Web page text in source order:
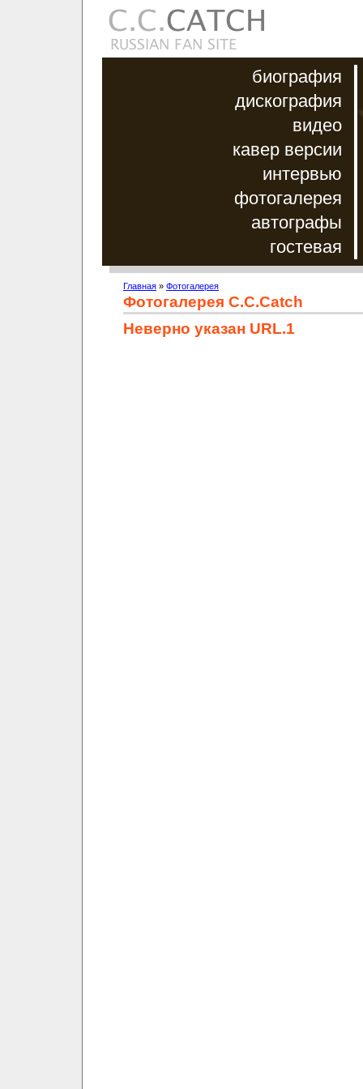
биография
дискография
видео
кавер версии
интервью
фотогалерея
автографы
гостевая
Главная » Фотогалерея
Фотогалерея C.C.Catch
Неверно указан URL.1